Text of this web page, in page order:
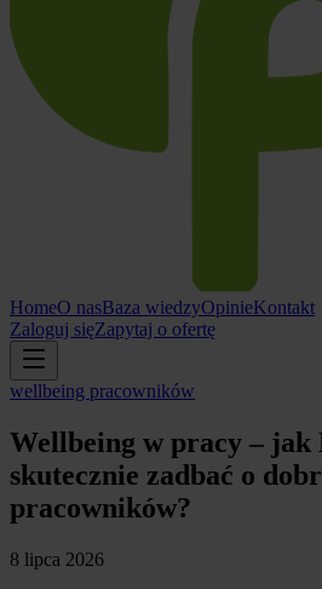
HomeO nasBaza wiedzyOpinieKontakt
Zaloguj sięZapytaj o ofertę
wellbeing pracowników
Wellbeing w pracy – jak
skutecznie zadbać o
pracowników?
8 lipca 2026